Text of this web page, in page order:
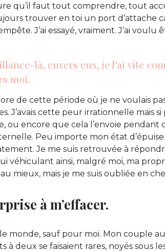
qu’il faut tout comprendre, tout
trouver en toi un port d’attache
J’ai essayé, vraiment. J’ai
là, envers eux, je l’ai vite
moi.
de cette période où je ne voulais
J’avais cette peur irrationnelle mais
ou encore que cela l’envoie pendant
Peu importe mon état
Je me suis retrouvée à
véhiculant ainsi, malgré moi, ma
mieux, mais je me suis oubliée en
à m’effacer.
monde, sauf pour moi. Mon couple
à deux se faisaient rares, noyés sous